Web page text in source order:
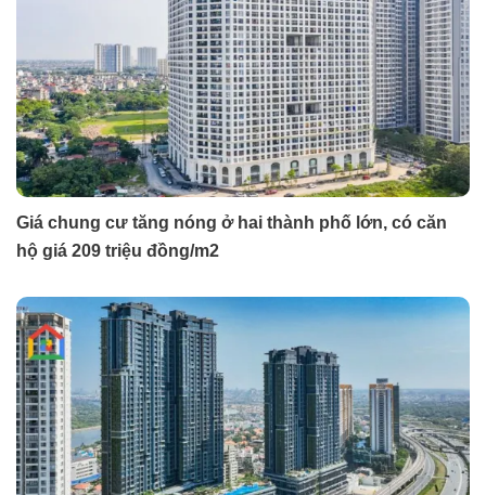
Giá chung cư tăng nóng ở hai thành phố lớn, có căn
hộ giá 209 triệu đồng/m2